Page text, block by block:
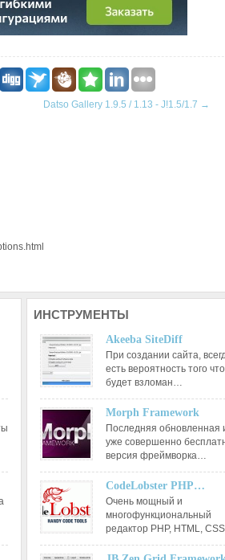
№2
Datso Gallery 1.9.5 / 1.13 - J!1.5/1.7 →
ИНСТРУМЕНТЫ
Akeeba SiteDiff
При создании сайта,
есть вероятность того
будет взломан…
Morph Framework
Последняя обновленная
уже совершенно
версия фреймворка…
CodeLobster PHP…
Очень мощный и
многофункциональный
редактор РНР, HTML,